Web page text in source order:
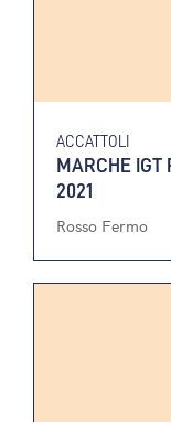
ACCATTOLI
MARCHE IGT
2021
Rosso Fermo